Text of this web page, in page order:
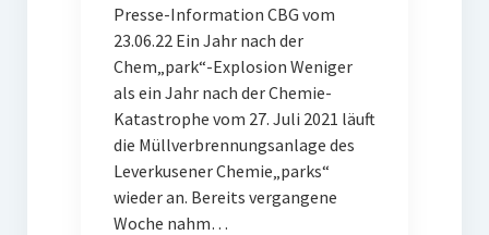
Presse-Information CBG vom
23.06.22 Ein Jahr nach der
Chem„park“-Explosion Weniger
als ein Jahr nach der Chemie-
Katastrophe vom 27. Juli 2021 läuft
die Müllverbrennungsanlage des
Leverkusener Chemie„parks“
wieder an. Bereits vergangene
Woche nahm…